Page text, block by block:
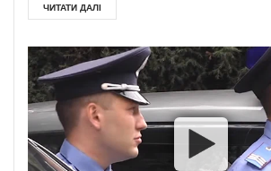
ЧИТАТИ ДАЛІ